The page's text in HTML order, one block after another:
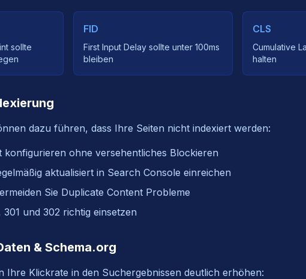
sollte
FID
First Input Delay sollte unter 100ms
bleiben
CLS
Cumulative
halten
dazu führen, dass Ihre Seiten nicht indexiert werden:
konfigurieren ohne versehentliches Blockieren
aktualisiert in Search Console einreichen
Sie Duplicate Content Probleme
und 302 richtig einsetzen
& Schema.org
Ihre Klickrate in den Suchergebnissen deutlich erhöhen: